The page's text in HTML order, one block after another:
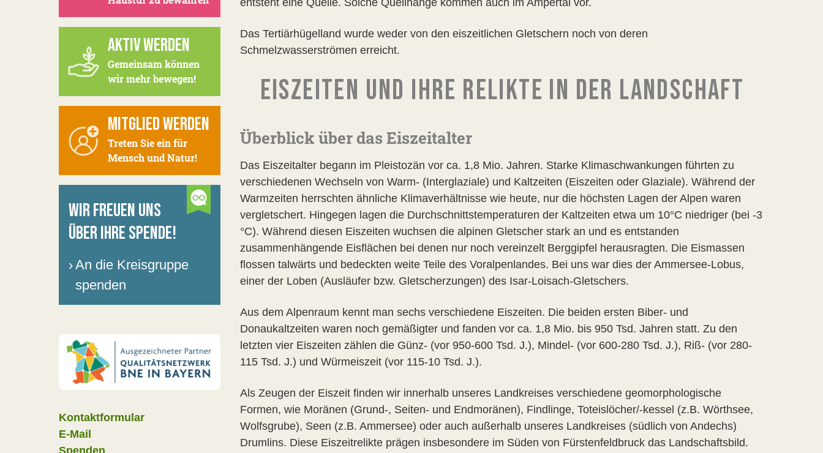
entsteht eine Quelle. Solche Quellhänge kommen auch im Ampertal vor.
Das Tertiärhügelland wurde weder von den eiszeitlichen Gletschern noch von deren
Schmelzwasserströmen erreicht.
EISZEITEN UND IHRE RELIKTE IN DER LANDSCHAFT
Überblick über das Eiszeitalter
Das Eiszeitalter begann im Pleistozän vor ca. 1,8 Mio. Jahren. Starke Klimaschwankungen führten zu
verschiedenen Wechseln von Warm- (Interglaziale) und Kaltzeiten (Eiszeiten oder Glaziale). Während der
Warmzeiten herrschten ähnliche Klimaverhältnisse wie heute, nur die höchsten Lagen der Alpen waren
vergletschert. Hingegen lagen die Durchschnittstemperaturen der Kaltzeiten etwa um 10°C niedriger (bei -3
°C). Während diesen Eiszeiten wuchsen die alpinen Gletscher stark an und es entstanden
zusammenhängende Eisflächen bei denen nur noch vereinzelt Berggipfel herausragten. Die Eismassen
flossen talwärts und bedeckten weite Teile des Voralpenlandes. Bei uns war dies der Ammersee-Lobus,
einer der Loben (Ausläufer bzw. Gletscherzungen) des Isar-Loisach-Gletschers.
Aus dem Alpenraum kennt man sechs verschiedene Eiszeiten. Die beiden ersten Biber- und
Donaukaltzeiten waren noch gemäßigter und fanden vor ca. 1,8 Mio. bis 950 Tsd. Jahren statt. Zu den
letzten vier Eiszeiten zählen die Günz- (vor 950-600 Tsd. J.), Mindel- (vor 600-280 Tsd. J.), Riß- (vor 280-
115 Tsd. J.) und Würmeiszeit (vor 115-10 Tsd. J.).
Als Zeugen der Eiszeit finden wir innerhalb unseres Landkreises verschiedene geomorphologische
Formen, wie Moränen (Grund-, Seiten- und Endmoränen), Findlinge, Toteislöcher/-kessel (z.B. Wörthsee,
Wolfsgrube), Seen (z.B. Ammersee) oder auch außerhalb unseres Landkreises (südlich von Andechs)
Drumlins. Diese Eiszeitrelikte prägen insbesondere im Süden von Fürstenfeldbruck das Landschaftsbild.
AKTIV WERDEN
Gemeinsam können
wir mehr bewegen!
MITGLIED WERDEN
Treten Sie ein für
Mensch und Natur!
WIR FREUEN UNS
ÜBER IHRE SPENDE!
›An die Kreisgruppe
spenden
Kontaktformular
E-Mail
Spenden